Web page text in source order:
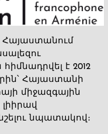
» Հայաստանում
է 2012
Հայաստանի
միջազգային
նպատակով։